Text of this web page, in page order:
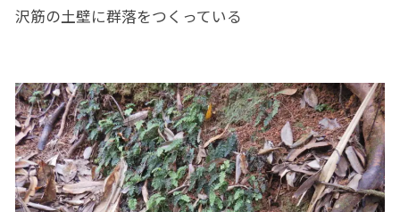
沢筋の土壁に群落をつくっている